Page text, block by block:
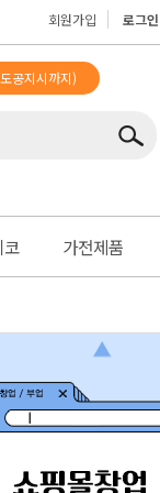
회원가입 로그인
공지시까지)
가전제품
맨